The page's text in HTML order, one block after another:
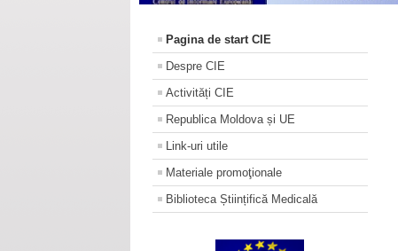
Pagina de start CIE
Despre CIE
Activități CIE
Republica Moldova și UE
Link-uri utile
Materiale promoţionale
Biblioteca Științifică Medicală